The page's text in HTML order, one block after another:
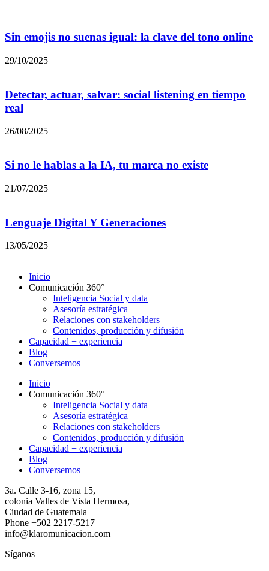
Sin emojis no suenas igual: la clave del tono online
29/10/2025
Detectar, actuar, salvar: social listening en tiempo
real
26/08/2025
Si no le hablas a la IA, tu marca no existe
21/07/2025
Lenguaje Digital Y Generaciones
13/05/2025
Inicio
Comunicación 360°
Inteligencia Social y data
Asesoría estratégica
Relaciones con stakeholders
Contenidos, producción y difusión
Capacidad + experiencia
Blog
Conversemos
Inicio
Comunicación 360°
Inteligencia Social y data
Asesoría estratégica
Relaciones con stakeholders
Contenidos, producción y difusión
Capacidad + experiencia
Blog
Conversemos
3a. Calle 3-16, zona 15,
colonia Valles de Vista Hermosa,
Ciudad de Guatemala
Phone +502 2217-5217
info@klaromunicacion.com
Síganos